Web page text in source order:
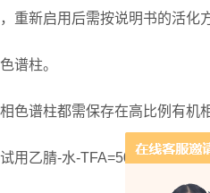
新启用后需按说明书的活化
谱柱。
谱柱都需保存在高比例有机
乙腈-水-TFA=50-50-0.1低流